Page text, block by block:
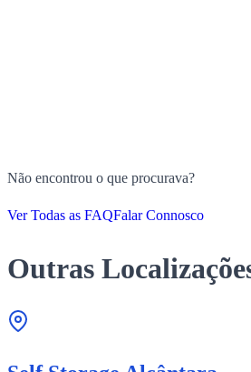
Não encontrou o que procurava?
Ver Todas as FAQFalar Connosco
Outras